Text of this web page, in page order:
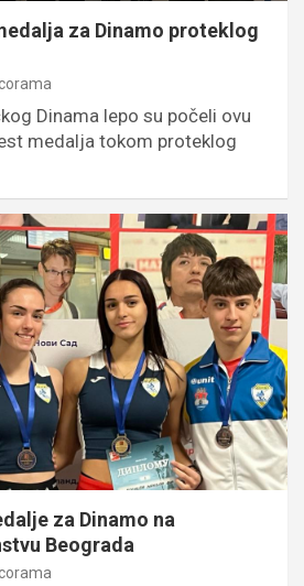
za Dinamo proteklog
Dinama lepo su počeli ovu
medalja tokom proteklog
za Dinamo na
Beograda